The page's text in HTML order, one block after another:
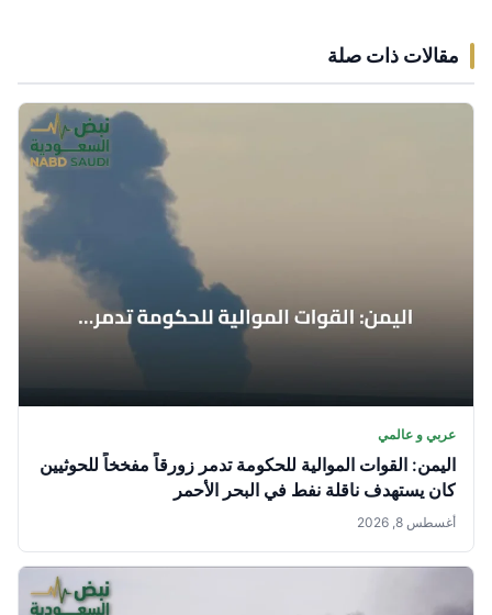
مقالات ذات صلة
عربي و عالمي
اليمن: القوات الموالية للحكومة تدمر زورقاً مفخخاً للحوثيين
كان يستهدف ناقلة نفط في البحر الأحمر
أغسطس 8, 2026